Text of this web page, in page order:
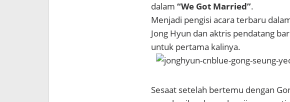
dalam “We Got Married”.
Menjadi pengisi acara terbaru
Jong Hyun dan aktris pendatang
untuk pertama kalinya.
Sesaat setelah bertemu dengan